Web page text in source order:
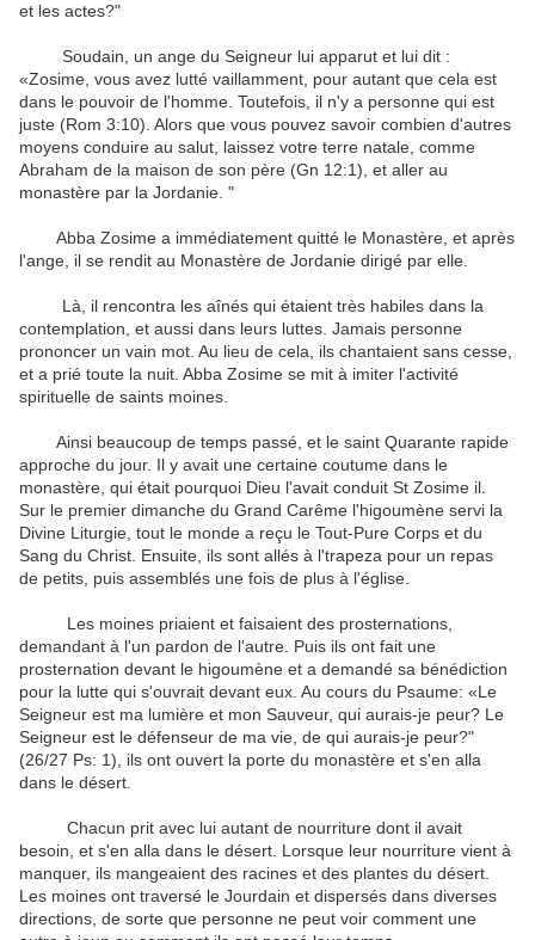
et les actes?"
Soudain, un ange du Seigneur lui apparut et lui dit :
«Zosime, vous avez lutté vaillamment, pour autant que cela est
dans le pouvoir de l'homme. Toutefois, il n'y a personne qui est
juste (Rom 3:10). Alors que vous pouvez savoir combien d'autres
moyens conduire au salut, laissez votre terre natale, comme
Abraham de la maison de son père (Gn 12:1), et aller au
monastère par la Jordanie. "
Abba Zosime a immédiatement quitté le Monastère, et après
l'ange, il se rendit au Monastère de Jordanie dirigé par elle.
Là, il rencontra les aînés qui étaient très habiles dans la
contemplation, et aussi dans leurs luttes. Jamais personne
prononcer un vain mot. Au lieu de cela, ils chantaient sans cesse,
et a prié toute la nuit. Abba Zosime se mit à imiter l'activité
spirituelle de saints moines.
Ainsi beaucoup de temps passé, et le saint Quarante rapide
approche du jour. Il y avait une certaine coutume dans le
monastère, qui était pourquoi Dieu l'avait conduit St Zosime il.
Sur le premier dimanche du Grand Carême l'higoumène servi la
Divine Liturgie, tout le monde a reçu le Tout-Pure Corps et du
Sang du Christ. Ensuite, ils sont allés à l'trapeza pour un repas
de petits, puis assemblés une fois de plus à l'église.
Les moines priaient et faisaient des prosternations,
demandant à l'un pardon de l'autre. Puis ils ont fait une
prosternation devant le higoumène et a demandé sa bénédiction
pour la lutte qui s'ouvrait devant eux. Au cours du Psaume: «Le
Seigneur est ma lumière et mon Sauveur, qui aurais-je peur? Le
Seigneur est le défenseur de ma vie, de qui aurais-je peur?"
(26/27 Ps: 1), ils ont ouvert la porte du monastère et s'en alla
dans le désert.
Chacun prit avec lui autant de nourriture dont il avait
besoin, et s'en alla dans le désert. Lorsque leur nourriture vient à
manquer, ils mangeaient des racines et des plantes du désert.
Les moines ont traversé le Jourdain et dispersés dans diverses
directions, de sorte que personne ne peut voir comment une